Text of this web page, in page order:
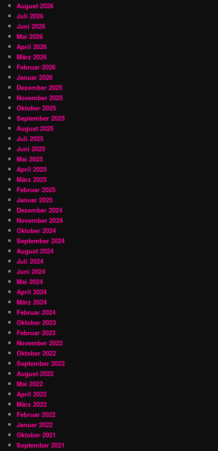
August 2026
Juli 2026
Juni 2026
Mai 2026
April 2026
März 2026
Februar 2026
Januar 2026
Dezember 2025
November 2025
Oktober 2025
September 2025
August 2025
Juli 2025
Juni 2025
Mai 2025
April 2025
März 2025
Februar 2025
Januar 2025
Dezember 2024
November 2024
Oktober 2024
September 2024
August 2024
Juli 2024
Juni 2024
Mai 2024
April 2024
März 2024
Februar 2024
Oktober 2023
Februar 2023
November 2022
Oktober 2022
September 2022
August 2022
Mai 2022
April 2022
März 2022
Februar 2022
Januar 2022
Oktober 2021
September 2021